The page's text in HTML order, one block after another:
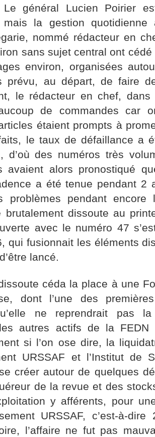
Le général Lucien Poirier
mais la gestion
nommé rédacteur en
sans sujet central ont
environ, organisées
prévu, au départ, de faire
le rédacteur en chef,
de commandes car
étaient prompts à
le taux de défaillance a
d’où des numéros très
avaient alors pronostiqué
a été tenue pendant 2
problèmes pendant
brutalement dissoute au
avec le numéro 47
qui fusionnait les éléments
lancé.
céda la place à une
dont l’une des
ne reprendrait pas
les autres actifs de la
si l’on ose dire, la
URSSAF et l’Institut de
créer autour de quelques
de la revue et des
y afférents, pour
URSSAF, c’est-à-
l’affaire ne fut pas